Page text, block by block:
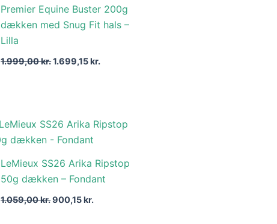
Premier Equine Buster 200g
dækken med Snug Fit hals –
Lilla
1.999,00kr.
1.999,00 kr..
1.699,15kr.
1.699,15 kr..
LeMieux SS26 Arika Ripstop
50g dækken – Fondant
1.059,00kr.
Den
oprindelige
pris
1.059,00 kr..
900,15kr.
Den
aktuelle
900,15 kr..